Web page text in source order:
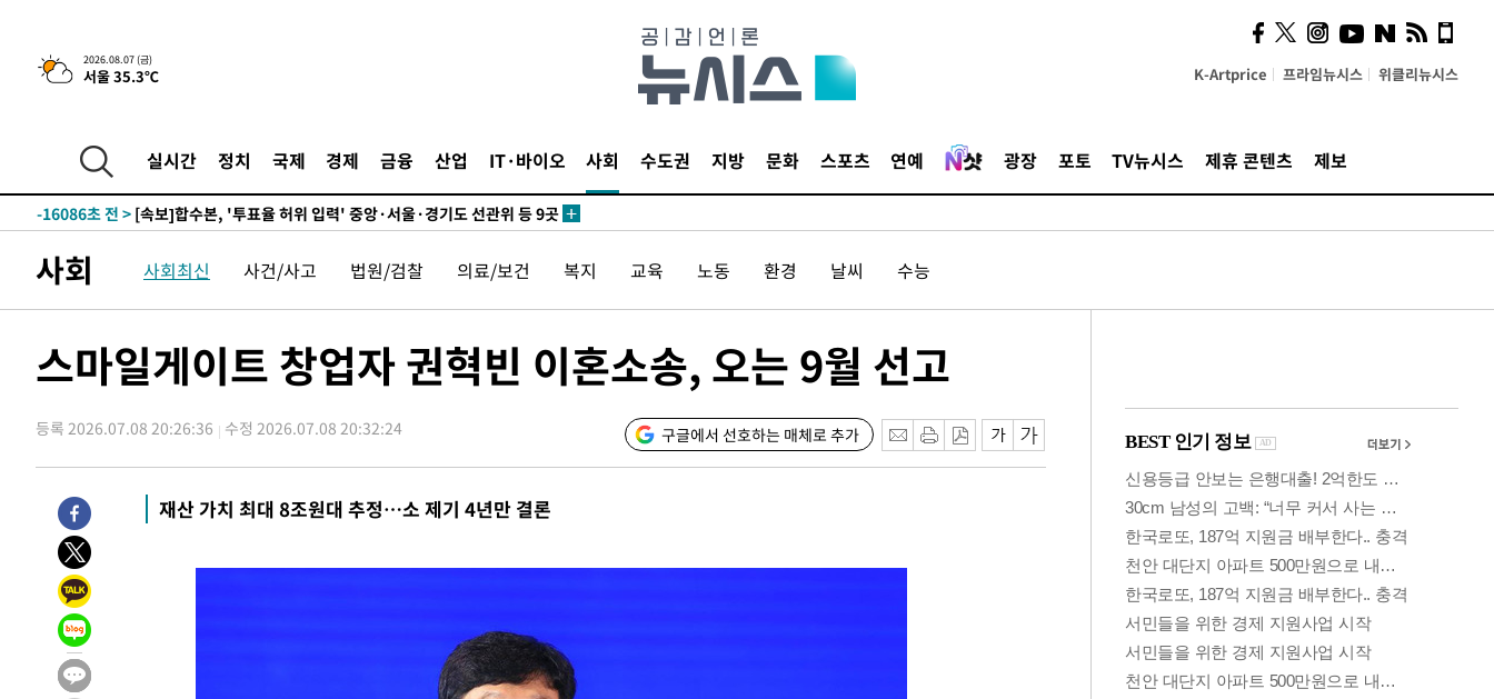
2026.08.07 (금)
서울 35.3℃ K-Artprice 프라임뉴시스 위클리뉴시스
실시간 정치 국제 경제 금융 산업 IT·바이오 사회 수도권 지방 문화 스포츠 연예 광장 포토 TV뉴시스 제휴 콘텐츠 제보
-22648초 전 >[속보]종합특검, '관저이전 봐주기 감사' 유병호 구속기소
-19248초 전 >민주 콩고 에볼라환자 4천명 돌파, 4053명 발생 1850명 사망
-17692초 전 >
"미 전국적 살모네라 식중독 원인은 멕시코산 할라피뇨"-- CDC
-16205초 전 >
-16086초 전 > [속보]합수본, '투표율 허위 입력' 중앙·서울·경기도 선관위 등 9곳
-15637초 전 >
[속보]삼성전자·SK하이닉스 동반 강보합…1%대 상승 출발
-15623초 전 >[속보]코스닥, 5.95포인트(0.74%) 상승한 807.62개장
-12756초 전 >시리아 다마스쿠스 교외에서 미니버스 폭발.. 14명 부상, 3명은 중
-7018초 전 >이란, 호르무즈서 "적국 목표물들"과 대치로 남부 케슘섬에서 두차
-5733초 전 >[속보]美, 폴리실리콘 수입 규제…파생제품 15% 관세, 120일 후 발
-3884초 전 >
[속보]트럼프, 美 원정출산 금지 행정명령 서명
-1584초 전 >
[속보] 뉴욕증시, 일제 하락 마감…나스닥 0.06%↓
-30317초 전 >
-25642초 전 >
25.3%↑
-22802초 전 >
-22668초 전 >
[속보]종합특검, '관저이전 봐주기 감사' 유병호 구속기소
-19268초 전 >
민주 콩고 에볼라환자 4천명 돌파, 4053명 발생 1850명 사망
사회 사회최신 사건/사고 법원/검찰 의료/보건 복지 교육 노동 환경 날씨 수능
스마일게이트 창업자 권혁빈 이혼소송, 오는 9월 선고
등록 2026.07.08 20:26:36 수정 2026.07.08 20:32:24 구글에서 선호하는 매체로 추가
재산 가치 최대 8조원대 추정…소 제기 4년만 결론
시, 스마트폰 액세서리에
NFC 더했다